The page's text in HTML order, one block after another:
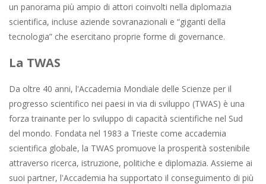
un panorama più ampio di attori coinvolti nella diplomazia
scientifica, incluse aziende sovranazionali e “giganti della
tecnologia” che esercitano proprie forme di governance.
La TWAS
Da oltre 40 anni, l'Accademia Mondiale delle Scienze per il
progresso scientifico nei paesi in via di sviluppo (TWAS) è una
forza trainante per lo sviluppo di capacità scientifiche nel Sud
del mondo. Fondata nel 1983 a Trieste come accademia
scientifica globale, la TWAS promuove la prosperità sostenibile
attraverso ricerca, istruzione, politiche e diplomazia. Assieme ai
suoi partner, l'Accademia ha supportato il conseguimento di più